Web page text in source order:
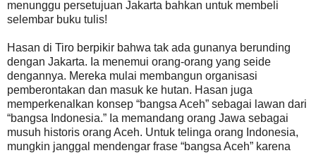
menunggu persetujuan Jakarta bahkan untuk membeli
selembar buku tulis!
Hasan di Tiro berpikir bahwa tak ada gunanya berunding
dengan Jakarta. Ia menemui orang-orang yang seide
dengannya. Mereka mulai membangun organisasi
pemberontakan dan masuk ke hutan. Hasan juga
memperkenalkan konsep “bangsa Aceh” sebagai lawan dari
“bangsa Indonesia.” Ia memandang orang Jawa sebagai
musuh historis orang Aceh. Untuk telinga orang Indonesia,
mungkin janggal mendengar frase “bangsa Aceh” karena